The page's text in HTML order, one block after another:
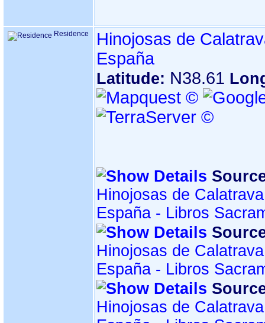
Residence
Hinojosas de
España
Latitude: N38.61
Hinojosas de
España - Libros
Hinojosas de
España - Libros
Hinojosas de